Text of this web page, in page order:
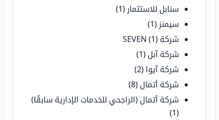
سنابل للاستثمار (1)
سيمنز (1)
شركة SEVEN (1)
شركة آبل (1)
شركة آيوا (2)
شركة أتمال (8)
شركة أتمال (الراجحي للخدمات الإدارية سابقًا)
(1)